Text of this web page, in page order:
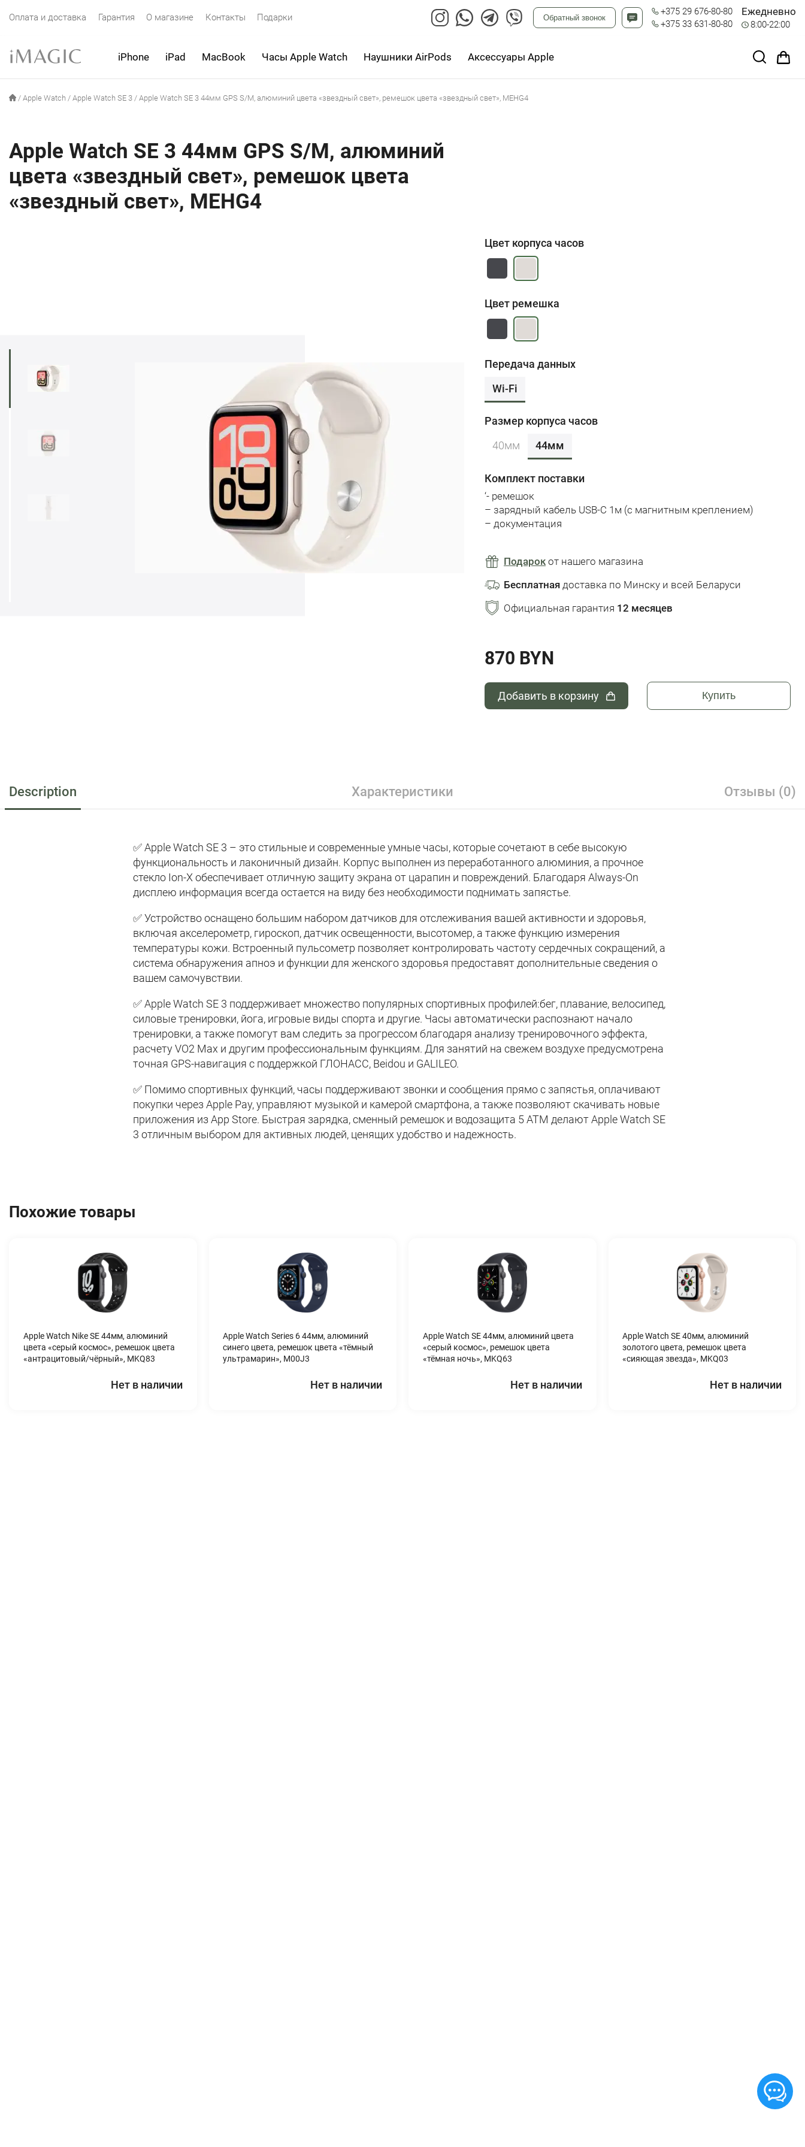
Оплата и доставка Гарантия О магазине Контакты Подарки Обратный звонок
+375 29 676-80-80
+375 33 631-80-80
Ежедневно
8:00-22:00
iPhone iPad MacBook Часы Apple Watch Наушники AirPods Аксессуары Apple
/ Apple Watch / Apple Watch SE 3 / Apple Watch SE 3 44мм GPS S/M, алюминий цвета «звездный свет», ремешок цвета «звездный свет», MEHG4
Apple Watch SE 3 44мм GPS S/M, алюминий
цвета «звездный свет», ремешок цвета
«звездный свет», MEHG4
Цвет корпуса часов
Цвет ремешка
Передача данных
Wi-Fi
Размер корпуса часов
40мм
44мм
Комплект поставки
‘- ремешок
– зарядный кабель USB-C 1м (с магнитным креплением)
– документация
Подарок от нашего магазина
Бесплатная доставка по Минску и всей Беларуси
Официальная гарантия 12 месяцев
870 BYN
Добавить в корзину Купить
Description Характеристики Отзывы (0)
✅ Apple Watch SE 3 – это стильные и современные умные часы, которые сочетают в себе высокую
функциональность и лаконичный дизайн. Корпус выполнен из переработанного алюминия, а прочное
стекло Ion-X обеспечивает отличную защиту экрана от царапин и повреждений. Благодаря Always-On
дисплею информация всегда остается на виду без необходимости поднимать запястье.
✅ Устройство оснащено большим набором датчиков для отслеживания вашей активности и здоровья,
включая акселерометр, гироскоп, датчик освещенности, высотомер, а также функцию измерения
температуры кожи. Встроенный пульсометр позволяет контролировать частоту сердечных сокращений, а
система обнаружения апноэ и функции для женского здоровья предоставят дополнительные сведения о
вашем самочувствии.
✅ Apple Watch SE 3 поддерживает множество популярных спортивных профилей:бег, плавание, велосипед,
силовые тренировки, йога, игровые виды спорта и другие. Часы автоматически распознают начало
тренировки, а также помогут вам следить за прогрессом благодаря анализу тренировочного эффекта,
расчету VO2 Max и другим профессиональным функциям. Для занятий на свежем воздухе предусмотрена
точная GPS-навигация с поддержкой ГЛОНАСС, Beidou и GALILEO.
✅ Помимо спортивных функций, часы поддерживают звонки и сообщения прямо с запястья, оплачивают
покупки через Apple Pay, управляют музыкой и камерой смартфона, а также позволяют скачивать новые
приложения из App Store. Быстрая зарядка, сменный ремешок и водозащита 5 ATM делают Apple Watch SE
3 отличным выбором для активных людей, ценящих удобство и надежность.
Похожие товары
Apple Watch Nike SE 44мм, алюминий
цвета «серый космос», ремешок цвета
«антрацитовый/чёрный», MKQ83
Нет в наличии
Apple Watch Series 6 44мм, алюминий
синего цвета, ремешок цвета «тёмный
ультрамарин», M00J3
Нет в наличии
Apple Watch SE 44мм, алюминий цвета
«серый космос», ремешок цвета
«тёмная ночь», MKQ63
Нет в наличии
Apple Watch SE 40мм, алюминий
золотого цвета, ремешок цвета
«сияющая звезда», MKQ03
Нет в наличии